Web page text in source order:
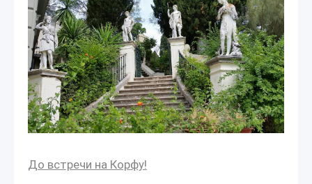
До встречи на Корфу!